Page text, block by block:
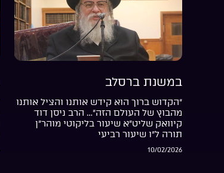
במשנת ברסלב
“הקדוש ברוך הוא קידש אותנו והציל אותנו
מהבוץ של העולם הזה”… הרב ניסן דוד
קיוואק שליט”א שיעור בליקוטי מוהר”ן
תורה ל”ו שיעור רביעי
10/02/2026